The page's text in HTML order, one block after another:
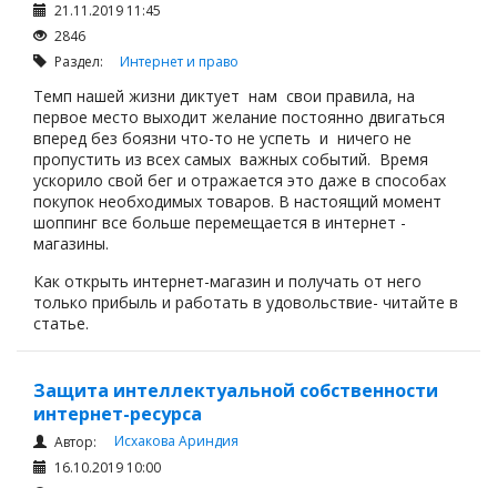
21.11.2019 11:45
2846
Раздел: Интернет и право
Темп нашей жизни диктует нам свои правила, на
первое место выходит желание постоянно двигаться
вперед без боязни что-то не успеть и ничего не
пропустить из всех самых важных событий. Время
ускорило свой бег и отражается это даже в способах
покупок необходимых товаров. В настоящий момент
шоппинг все больше перемещается в интернет -
магазины.
Как открыть интернет-магазин и получать от него
только прибыль и работать в удовольствие- читайте в
статье.
Защита интеллектуальной собственности
интернет-ресурса
Автор:
Исхакова Ариндия
16.10.2019 10:00